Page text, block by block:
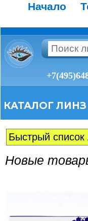
Начало
КАТАЛОГ ЛИНЗ
Новые